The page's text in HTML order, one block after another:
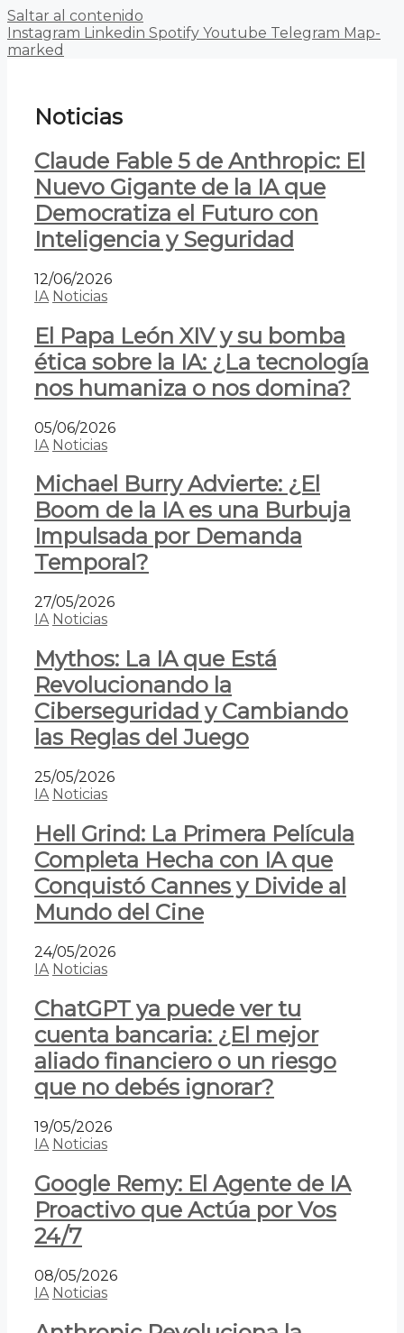
Saltar al contenido
Instagram Linkedin Spotify Youtube Telegram Map-
marked
Noticias
Claude Fable 5 de Anthropic: El
Nuevo Gigante de la IA que
Democratiza el Futuro con
Inteligencia y Seguridad
12/06/2026
IA Noticias
El Papa León XIV y su bomba
ética sobre la IA: ¿La tecnología
nos humaniza o nos domina?
05/06/2026
IA Noticias
Michael Burry Advierte: ¿El
Boom de la IA es una Burbuja
Impulsada por Demanda
Temporal?
27/05/2026
IA Noticias
Mythos: La IA que Está
Revolucionando la
Ciberseguridad y Cambiando
las Reglas del Juego
25/05/2026
IA Noticias
Hell Grind: La Primera Película
Completa Hecha con IA que
Conquistó Cannes y Divide al
Mundo del Cine
24/05/2026
IA Noticias
ChatGPT ya puede ver tu
cuenta bancaria: ¿El mejor
aliado financiero o un riesgo
que no debés ignorar?
19/05/2026
IA Noticias
Google Remy: El Agente de IA
Proactivo que Actúa por Vos
24/7
08/05/2026
IA Noticias